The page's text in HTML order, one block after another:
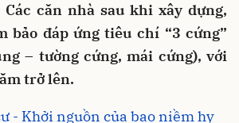
Các căn nhà sau khi xây dựng,
bảo đáp ứng tiêu chí “3 cứng”
– tường cứng, mái cứng), với
trở lên.
- Khởi nguồn của bao niềm hy